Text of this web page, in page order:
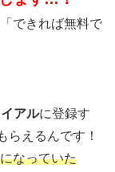
できれば無料で
アルに登録す
らえるんです！
なっていた